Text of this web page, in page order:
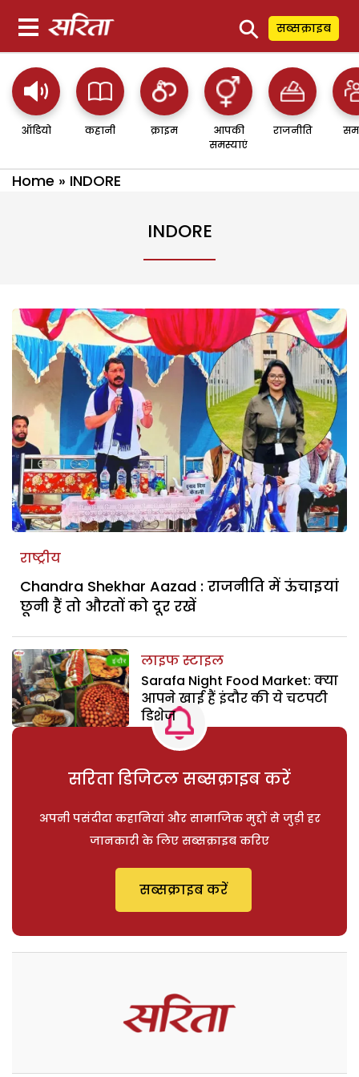
⚲ सब्सक्राइब
ऑडियो कहानी क्राइम
आपकी
समस्याएं
राजनीति
Home » INDORE
INDORE
राष्ट्रीय
Chandra Shekhar Aazad : राजनीति में ऊंचाइयां
छूनी हैं तो औरतों को दूर रखें
लाइफ स्टाइल
Sarafa Night Food Market: क्या
आपने खाई हैं इंदौर की ये चटपटी
डिशेज
सरिता डिजिटल सब्सक्राइब करें
अपनी पसंदीदा कहानियां और सामाजिक मुद्दों से जुड़ी हर
जानकारी के लिए सब्सक्राइब करिए
सब्सक्राइब करें